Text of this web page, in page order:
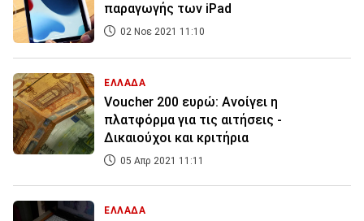
παραγωγής των iPad
02 Νοε 2021 11:10
ΕΛΛΑΔΑ
Voucher 200 ευρώ: Ανοίγει η
πλατφόρμα για τις αιτήσεις -
Δικαιούχοι και κριτήρια
05 Απρ 2021 11:11
ΕΛΛΑΔΑ